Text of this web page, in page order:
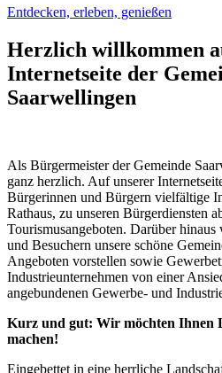
Entdecken, erleben, genießen
Herzlich willkommen
Internetseite der
Saarwellingen
Als Bürgermeister der Gemeinde
ganz herzlich. Auf unserer
Bürgerinnen und Bürgern vielfältige
Rathaus, zu unseren Bürgerdiensten
Tourismusangeboten. Darüber
und Besuchern unsere schöne
Angeboten vorstellen sowie
Industrieunternehmen von einer
angebundenen Gewerbe- und
Kurz und gut: Wir möchten Ihnen
machen!
Eingebettet in eine herrliche